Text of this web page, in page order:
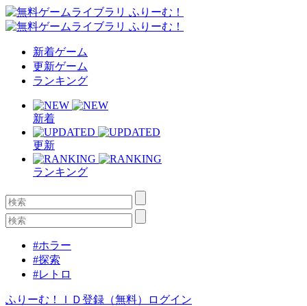
新着ゲーム
更新ゲーム
ランキング
新着
更新
ランキング
#ホラー
#探索
#レトロ
ふりーむ！ＩＤ登録（無料） ログイン